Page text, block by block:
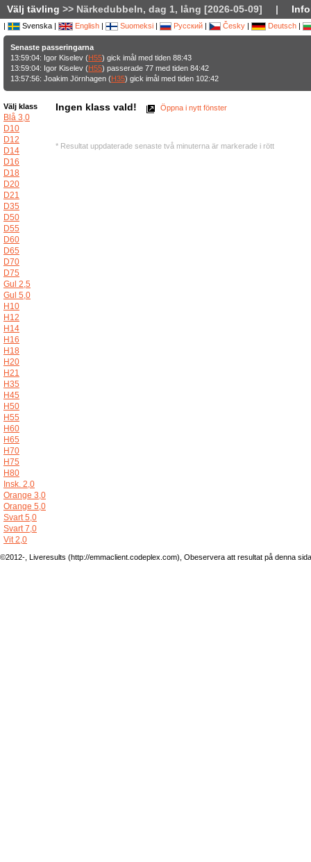
Välj tävling >> Närkedubbeln, dag 1, lång [2026-05-09] |
| Svenska | English | Suomeksi | Русский | Česky | Deutsch |
Senaste passeringarna
13:59:04: Igor Kiselev (H55) gick imål med tiden 88:43
13:59:04: Igor Kiselev (H55) passerade 77 med tiden 84:42
13:57:56: Joakim Jörnhagen (H35) gick imål med tiden 102:42
Välj klass
Blå 3,0
D10
D12
D14
D16
D18
D20
D21
D35
D50
D55
D60
D65
D70
D75
Gul 2,5
Gul 5,0
H10
H12
H14
H16
H18
H20
H21
H35
H45
H50
H55
H60
H65
H70
H75
H80
Insk. 2,0
Orange 3,0
Orange 5,0
Svart 5,0
Svart 7,0
Vit 2,0
Ingen klass vald! Öppna i nytt fönster
* Resultat uppdaterade senaste två minuterna är markerade i rött
©2012-, Liveresults (http://emmaclient.codeplex.com), Obeservera att resultat på denna